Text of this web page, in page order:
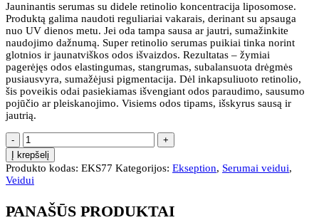
Jauninantis serumas su didele retinolio koncentracija liposomose.
Produktą galima naudoti reguliariai vakarais, derinant su apsauga
nuo UV dienos metu. Jei oda tampa sausa ar jautri, sumažinkite
naudojimo dažnumą. Super retinolio serumas puikiai tinka norint
glotnios ir jaunatviškos odos išvaizdos. Rezultatas – žymiai
pagerėjęs odos elastingumas, stangrumas, subalansuota drėgmės
pusiausvyra, sumažėjusi pigmentacija. Dėl inkapsuliuoto retinolio,
šis poveikis odai pasiekiamas išvengiant odos paraudimo, sausumo
pojūčio ar pleiskanojimo. Visiems odos tipams, išskyrus sausą ir
jautrią.
Į krepšelį
Produkto kodas: EKS77 Kategorijos: Ekseption, Serumai veidui,
Veidui
PANAŠŪS PRODUKTAI